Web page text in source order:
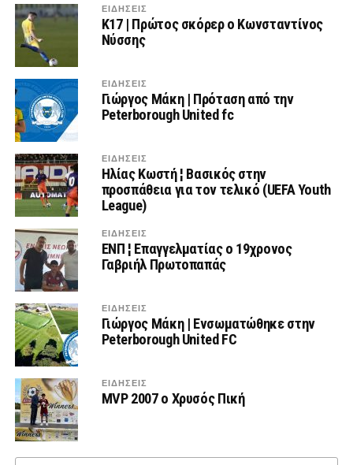
ΕΙΔΗΣΕΙΣ
Κ17 | Πρώτος σκόρερ ο Κωνσταντίνος
Νύσσης
ΕΙΔΗΣΕΙΣ
Γιώργος Μάκη | Πρόταση από την
Peterborough United fc
ΕΙΔΗΣΕΙΣ
Ηλίας Κωστή ¦ Βασικός στην
προσπάθεια για τον τελικό (UEFA Youth
League)
ΕΙΔΗΣΕΙΣ
ΕΝΠ ¦ Επαγγελματίας ο 19χρονος
Γαβριήλ Πρωτοπαπάς
ΕΙΔΗΣΕΙΣ
Γιώργος Μάκη | Ενσωματώθηκε στην
Peterborough United FC
ΕΙΔΗΣΕΙΣ
MVP 2007 ο Χρυσός Πική